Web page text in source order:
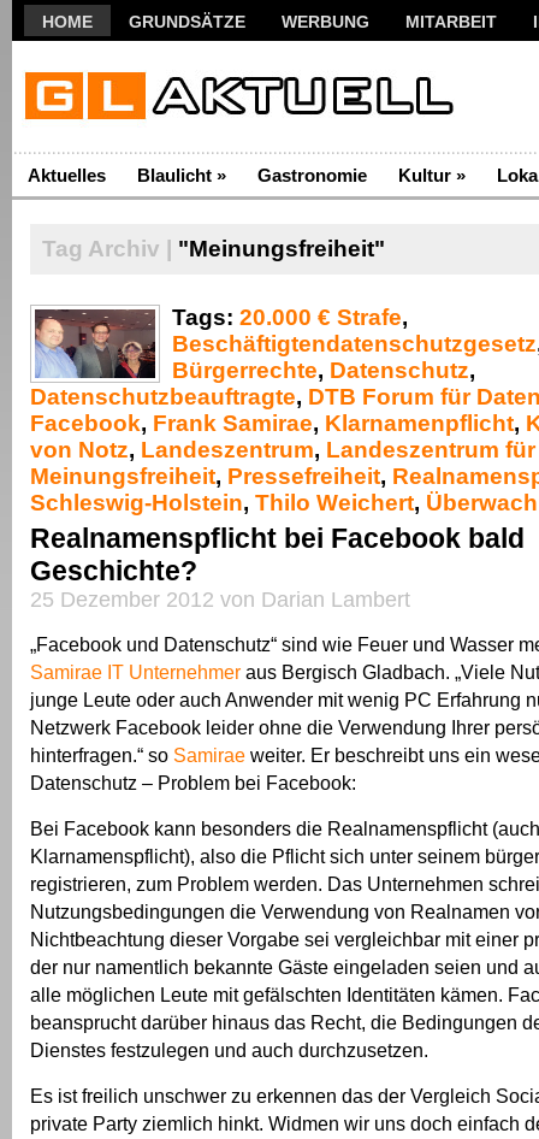
HOME GRUNDSÄTZE WERBUNG MITARBEIT
Aktuelles Blaulicht » Gastronomie Kultur »
Tag Archiv | "Meinungsfreiheit"
Tags: 20.000 € Strafe,
Beschäftigtendatenschutzgesetz
Bürgerrechte, Datenschutz,
Datenschutzbeauftragte, DTB Forum für
Facebook, Frank Samirae, Klarnamenpflicht,
von Notz, Landeszentrum, Landeszentrum
Meinungsfreiheit, Pressefreiheit,
Schleswig-Holstein, Thilo Weichert,
Realnamenspflicht bei Facebook bald
Geschichte?
25 Dezember 2012 von Darian Lambert
„Facebook und Datenschutz“ sind wie Feuer und Wasser
Samirae IT Unternehmer aus Bergisch Gladbach. „Viele
junge Leute oder auch Anwender mit wenig PC Erfahrung
Netzwerk Facebook leider ohne die Verwendung Ihrer
hinterfragen.“ so Samirae weiter. Er beschreibt uns ein
Datenschutz – Problem bei Facebook:
Bei Facebook kann besonders die Realnamenspflicht (auch
Klarnamenspflicht), also die Pflicht sich unter seinem
registrieren, zum Problem werden. Das Unternehmen
Nutzungsbedingungen die Verwendung von Realnamen
Nichtbeachtung dieser Vorgabe sei vergleichbar mit einer
der nur namentlich bekannte Gäste eingeladen seien und
alle möglichen Leute mit gefälschten Identitäten kämen.
beansprucht darüber hinaus das Recht, die Bedingungen
Dienstes festzulegen und auch durchzusetzen.
Es ist freilich unschwer zu erkennen das der Vergleich
private Party ziemlich hinkt. Widmen wir uns doch einfach